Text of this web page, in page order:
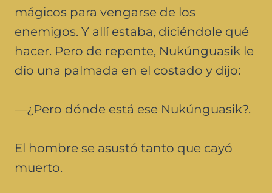
mágicos para vengarse de los
enemigos. Y allí estaba, diciéndole qué
hacer. Pero de repente, Nukúnguasik le
dio una palmada en el costado y dijo:
—¿Pero dónde está ese Nukúnguasik?.
El hombre se asustó tanto que cayó
muerto.